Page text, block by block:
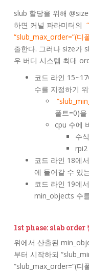
slub 할당을 위해
하면 커널 파라미터의
“slub_max_order=”(디
출한다. 그러나 size가
우 버디 시스템 최대
코드 라인
수를 지정하기
폴트=0)을
cpu 수에
수
코드 라인 18에서
에 들어갈 수 있
코드 라인 19에
min_objects 수
1st phase: slab order
위에서 산출된
부터 시작하되
“slub_max_order=”(